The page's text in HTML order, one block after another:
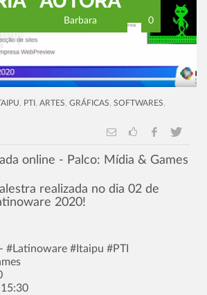
Barbara 0
PTI ARTES GRÁFICAS SOFTWARES
online - Palco: Mídia & Games
realizada no dia 02 de
2020!
#Latinoware #Itaipu #PTI